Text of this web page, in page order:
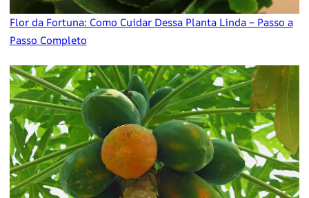
Flor da Fortuna: Como Cuidar Dessa Planta Linda – Passo a
Passo Completo